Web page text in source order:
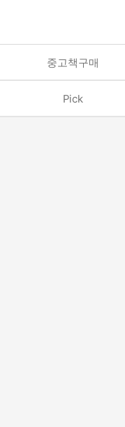
중고책구매
Pick